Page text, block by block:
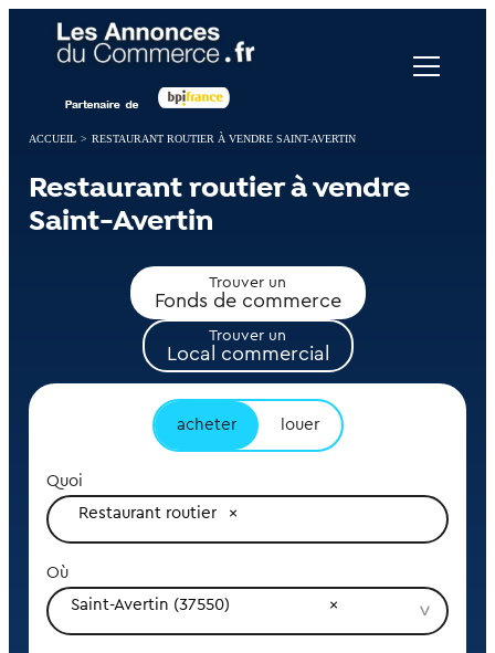
ACCUEIL > RESTAURANT ROUTIER À VENDRE SAINT-AVERTIN
Restaurant routier à vendre
Saint-Avertin
Trouver un
Fonds de commerce
Trouver un
Local commercial
acheter louer
Quoi
Restaurant routier
Où
Saint-Avertin (37550)
Panneau de gestion des cookies